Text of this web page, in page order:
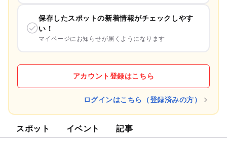
保存したスポットの新着情報がチェックしやす
い！
マイページにお知らせが届くようになります
アカウント登録はこちら
ログインはこちら（登録済みの方）
スポット イベント 記事